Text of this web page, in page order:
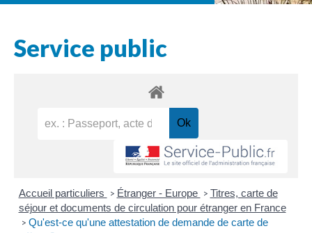
Service public
Accueil particuliers > Étranger - Europe > Titres, carte de
séjour et documents de circulation pour étranger en France
> Qu'est-ce qu'une attestation de demande de carte de